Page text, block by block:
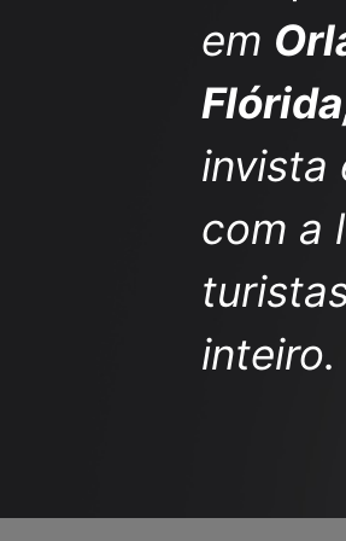
em
invista
com a
inteiro.